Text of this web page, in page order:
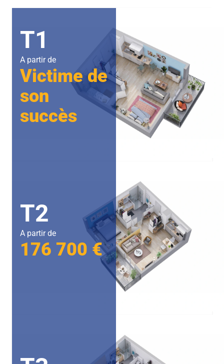
T1
A partir de
Victime de
son
succès
T2
A partir de
176 700 €